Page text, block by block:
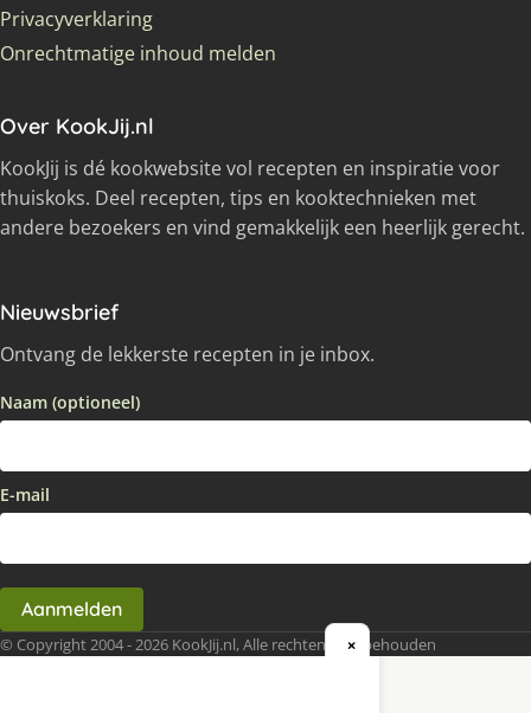
Privacyverklaring
Onrechtmatige inhoud melden
Over KookJij.nl
KookJij is dé kookwebsite vol recepten en inspiratie voor
thuiskoks. Deel recepten, tips en kooktechnieken met
andere bezoekers en vind gemakkelijk een heerlijk gerecht.
Nieuwsbrief
Ontvang de lekkerste recepten in je inbox.
Naam (optioneel)
E-mail
Aanmelden
© Copyright 2004 - 2026 KookJij.nl, Alle rechten voorbehouden
×